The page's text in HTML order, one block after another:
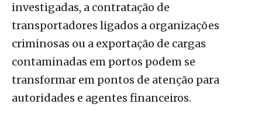
investigadas, a contratação de
transportadores ligados a organizações
criminosas ou a exportação de cargas
contaminadas em portos podem se
transformar em pontos de atenção para
autoridades e agentes financeiros.